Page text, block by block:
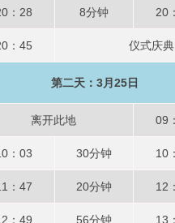
：28 8分钟 20
：45 仪式庆
第二天：3月25日
离开此地 09
：03 30分钟 10
：47 20分钟 12
：49 56分钟 13